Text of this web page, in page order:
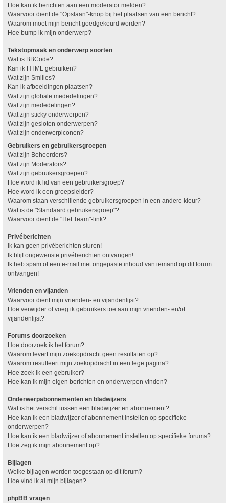
Hoe kan ik berichten aan een moderator melden?
Waarvoor dient de "Opslaan"-knop bij het plaatsen van een bericht?
Waarom moet mijn bericht goedgekeurd worden?
Hoe bump ik mijn onderwerp?
Tekstopmaak en onderwerp soorten
Wat is BBCode?
Kan ik HTML gebruiken?
Wat zijn Smilies?
Kan ik afbeeldingen plaatsen?
Wat zijn globale mededelingen?
Wat zijn mededelingen?
Wat zijn sticky onderwerpen?
Wat zijn gesloten onderwerpen?
Wat zijn onderwerpiconen?
Gebruikers en gebruikersgroepen
Wat zijn Beheerders?
Wat zijn Moderators?
Wat zijn gebruikersgroepen?
Hoe word ik lid van een gebruikersgroep?
Hoe word ik een groepsleider?
Waarom staan verschillende gebruikersgroepen in een andere kleur?
Wat is de "Standaard gebruikersgroep"?
Waarvoor dient de "Het Team"-link?
Privéberichten
Ik kan geen privéberichten sturen!
Ik blijf ongewenste privéberichten ontvangen!
Ik heb spam of een e-mail met ongepaste inhoud van iemand op dit forum
ontvangen!
Vrienden en vijanden
Waarvoor dient mijn vrienden- en vijandenlijst?
Hoe verwijder of voeg ik gebruikers toe aan mijn vrienden- en/of
vijandenlijst?
Forums doorzoeken
Hoe doorzoek ik het forum?
Waarom levert mijn zoekopdracht geen resultaten op?
Waarom resulteert mijn zoekopdracht in een lege pagina?
Hoe zoek ik een gebruiker?
Hoe kan ik mijn eigen berichten en onderwerpen vinden?
Onderwerpabonnementen en bladwijzers
Wat is het verschil tussen een bladwijzer en abonnement?
Hoe kan ik een bladwijzer of abonnement instellen op specifieke
onderwerpen?
Hoe kan ik een bladwijzer of abonnement instellen op specifieke forums?
Hoe zeg ik mijn abonnement op?
Bijlagen
Welke bijlagen worden toegestaan op dit forum?
Hoe vind ik al mijn bijlagen?
phpBB vragen